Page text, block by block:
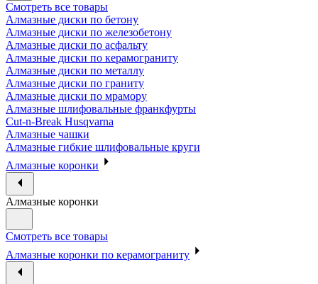
Смотреть все товары
Алмазные диски по бетону
Алмазные диски по железобетону
Алмазные диски по асфальту
Алмазные диски по керамограниту
Алмазные диски по металлу
Алмазные диски по граниту
Алмазные диски по мрамору
Алмазные шлифовальные франкфурты
Cut-n-Break Husqvarna
Алмазные чашки
Алмазные гибкие шлифовальные круги
Алмазные коронки
Алмазные коронки
Смотреть все товары
Алмазные коронки по керамограниту